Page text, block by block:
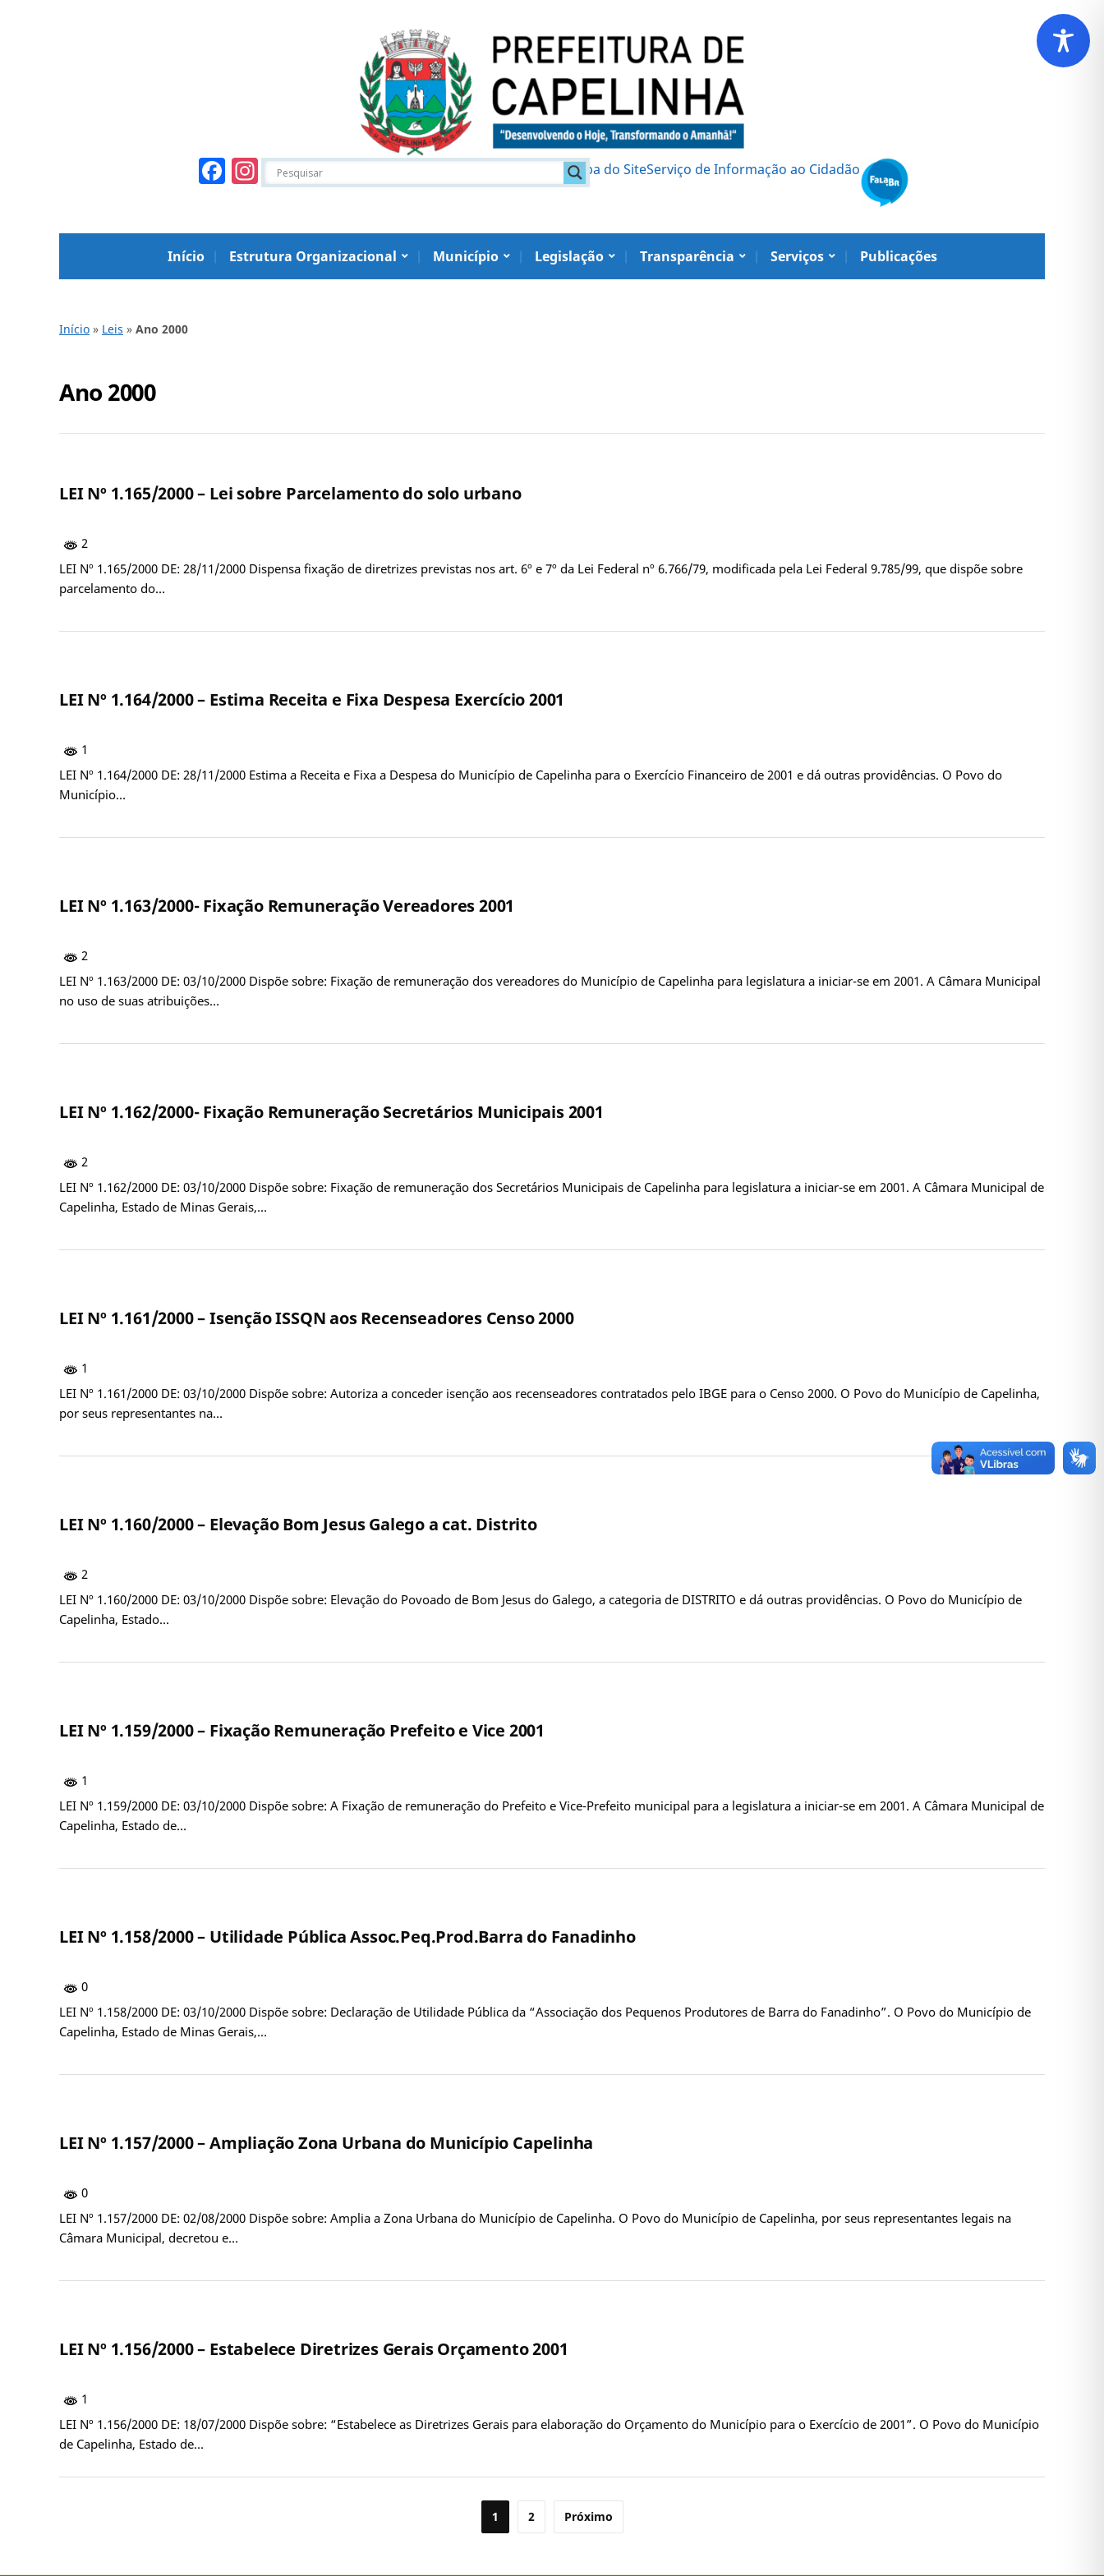
Facebook
Instagram Mapa do SiteServiço de Informação ao Cidadão
Início Estrutura Organizacional Município Legislação Transparência Serviços Publicações
Início » Leis » Ano 2000
Ano 2000
LEI Nº 1.165/2000 – Lei sobre Parcelamento do solo urbano
2
LEI Nº 1.165/2000 DE: 28/11/2000 Dispensa fixação de diretrizes previstas nos art. 6º e 7º da Lei Federal nº 6.766/79, modificada pela Lei Federal 9.785/99, que dispõe sobre
parcelamento do…
LEI Nº 1.164/2000 – Estima Receita e Fixa Despesa Exercício 2001
1
LEI Nº 1.164/2000 DE: 28/11/2000 Estima a Receita e Fixa a Despesa do Município de Capelinha para o Exercício Financeiro de 2001 e dá outras providências. O Povo do
Município…
LEI Nº 1.163/2000- Fixação Remuneração Vereadores 2001
2
LEI Nº 1.163/2000 DE: 03/10/2000 Dispõe sobre: Fixação de remuneração dos vereadores do Município de Capelinha para legislatura a iniciar-se em 2001. A Câmara Municipal
no uso de suas atribuições…
LEI Nº 1.162/2000- Fixação Remuneração Secretários Municipais 2001
2
LEI Nº 1.162/2000 DE: 03/10/2000 Dispõe sobre: Fixação de remuneração dos Secretários Municipais de Capelinha para legislatura a iniciar-se em 2001. A Câmara Municipal de
Capelinha, Estado de Minas Gerais,…
LEI Nº 1.161/2000 – Isenção ISSQN aos Recenseadores Censo 2000
1
LEI Nº 1.161/2000 DE: 03/10/2000 Dispõe sobre: Autoriza a conceder isenção aos recenseadores contratados pelo IBGE para o Censo 2000. O Povo do Município de Capelinha,
por seus representantes na…
LEI Nº 1.160/2000 – Elevação Bom Jesus Galego a cat. Distrito
2
LEI Nº 1.160/2000 DE: 03/10/2000 Dispõe sobre: Elevação do Povoado de Bom Jesus do Galego, a categoria de DISTRITO e dá outras providências. O Povo do Município de
Capelinha, Estado…
LEI Nº 1.159/2000 – Fixação Remuneração Prefeito e Vice 2001
1
LEI Nº 1.159/2000 DE: 03/10/2000 Dispõe sobre: A Fixação de remuneração do Prefeito e Vice-Prefeito municipal para a legislatura a iniciar-se em 2001. A Câmara Municipal de
Capelinha, Estado de…
LEI Nº 1.158/2000 – Utilidade Pública Assoc.Peq.Prod.Barra do Fanadinho
0
LEI Nº 1.158/2000 DE: 03/10/2000 Dispõe sobre: Declaração de Utilidade Pública da “Associação dos Pequenos Produtores de Barra do Fanadinho”. O Povo do Município de
Capelinha, Estado de Minas Gerais,…
LEI Nº 1.157/2000 – Ampliação Zona Urbana do Município Capelinha
0
LEI Nº 1.157/2000 DE: 02/08/2000 Dispõe sobre: Amplia a Zona Urbana do Município de Capelinha. O Povo do Município de Capelinha, por seus representantes legais na
Câmara Municipal, decretou e…
LEI Nº 1.156/2000 – Estabelece Diretrizes Gerais Orçamento 2001
1
LEI Nº 1.156/2000 DE: 18/07/2000 Dispõe sobre: “Estabelece as Diretrizes Gerais para elaboração do Orçamento do Município para o Exercício de 2001”. O Povo do Município
de Capelinha, Estado de…
1 2 Próximo